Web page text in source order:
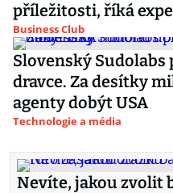
příležitosti, říká
Business Club
Slovenský
dravce. Za desítky
agenty dobýt USA
Technologie a média
Nevíte, jakou zvolit